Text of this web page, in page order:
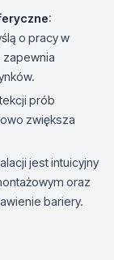
:
o pracy w
zapewnia
prób
zwiększa
jest intuicyjny
oraz
bariery.